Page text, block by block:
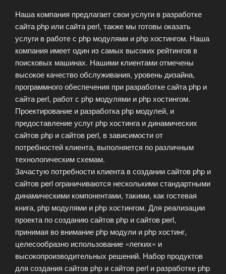
Наша компания предлагает свои услуги в разработке
сайта php или сайта perl, также мы готовы оказать
услуги в работе с php модулями и php хостингом. Наша
компания имеет один из самых высоких рейтингов в
поисковых машинах. Нашими клиентами отмечены
высокое качество обслуживания, уровень дизайна,
программного обеспечения при разработке сайта php и
сайта perl, работ с php модулями и php хостингом.
Проектирование и разработка php модулей, и
предоставление услуг php хостинга и динамических
сайтов php и сайтов perl, в зависимости от
потребностей клиента, выполняется по различным
технологическим схемам.
Зачастую потребности клиента в создании сайтов php и
сайтов perl ограничиваются несколькими стандартными
динамическими компонентами, такими, как гостевая
книга, php модулями и php хостингом. Для реализации
проекта по созданию сайтов php и сайтов perl,
принимая во внимание php модули и php хостинг,
целесообразно использование «легких» и
высокопроизводительных решений. Набор продуктов
для создания сайтов php и сайтов perl и разработке php